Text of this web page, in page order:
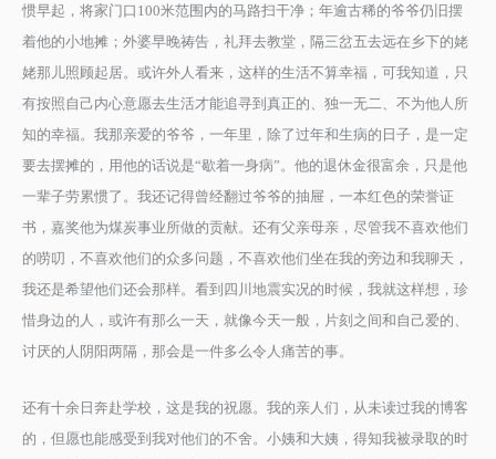
惯早起，将家门口100米范围内的马路扫干净；年逾古稀的爷爷仍旧摆
着他的小地摊；外婆早晚祷告，礼拜去教堂，隔三岔五去远在乡下的姥
姥那儿照顾起居。或许外人看来，这样的生活不算幸福，可我知道，只
有按照自己内心意愿去生活才能追寻到真正的、独一无二、不为他人所
知的幸福。我那亲爱的爷爷，一年里，除了过年和生病的日子，是一定
要去摆摊的，用他的话说是“歇着一身病”。他的退休金很富余，只是他
一辈子劳累惯了。我还记得曾经翻过爷爷的抽屉，一本红色的荣誉证
书，嘉奖他为煤炭事业所做的贡献。还有父亲母亲，尽管我不喜欢他们
的唠叨，不喜欢他们的众多问题，不喜欢他们坐在我的旁边和我聊天，
我还是希望他们还会那样。看到四川地震实况的时候，我就这样想，珍
惜身边的人，或许有那么一天，就像今天一般，片刻之间和自己爱的、
讨厌的人阴阳两隔，那会是一件多么令人痛苦的事。
还有十余日奔赴学校，这是我的祝愿。我的亲人们，从未读过我的博客
的，但愿也能感受到我对他们的不舍。小姨和大姨，得知我被录取的时